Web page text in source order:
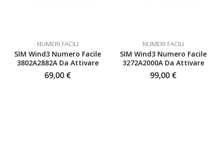
NUMERI FACILI
SIM Wind3 Numero Facile
3802A2882A Da Attivare
69,00 €
NUMERI FACILI
SIM Wind3 Numero Facile
3272A2000A Da Attivare
99,00 €